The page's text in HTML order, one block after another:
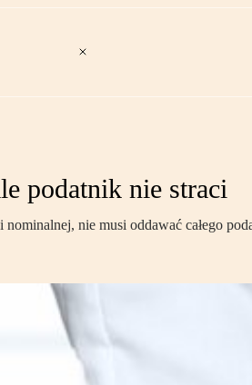
podatnik nie straci
nominalnej, nie musi oddawać całego